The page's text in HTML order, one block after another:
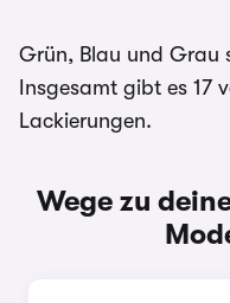
Grün, Blau und Grau
Insgesamt gibt es 17
Lackierungen.
Wege zu